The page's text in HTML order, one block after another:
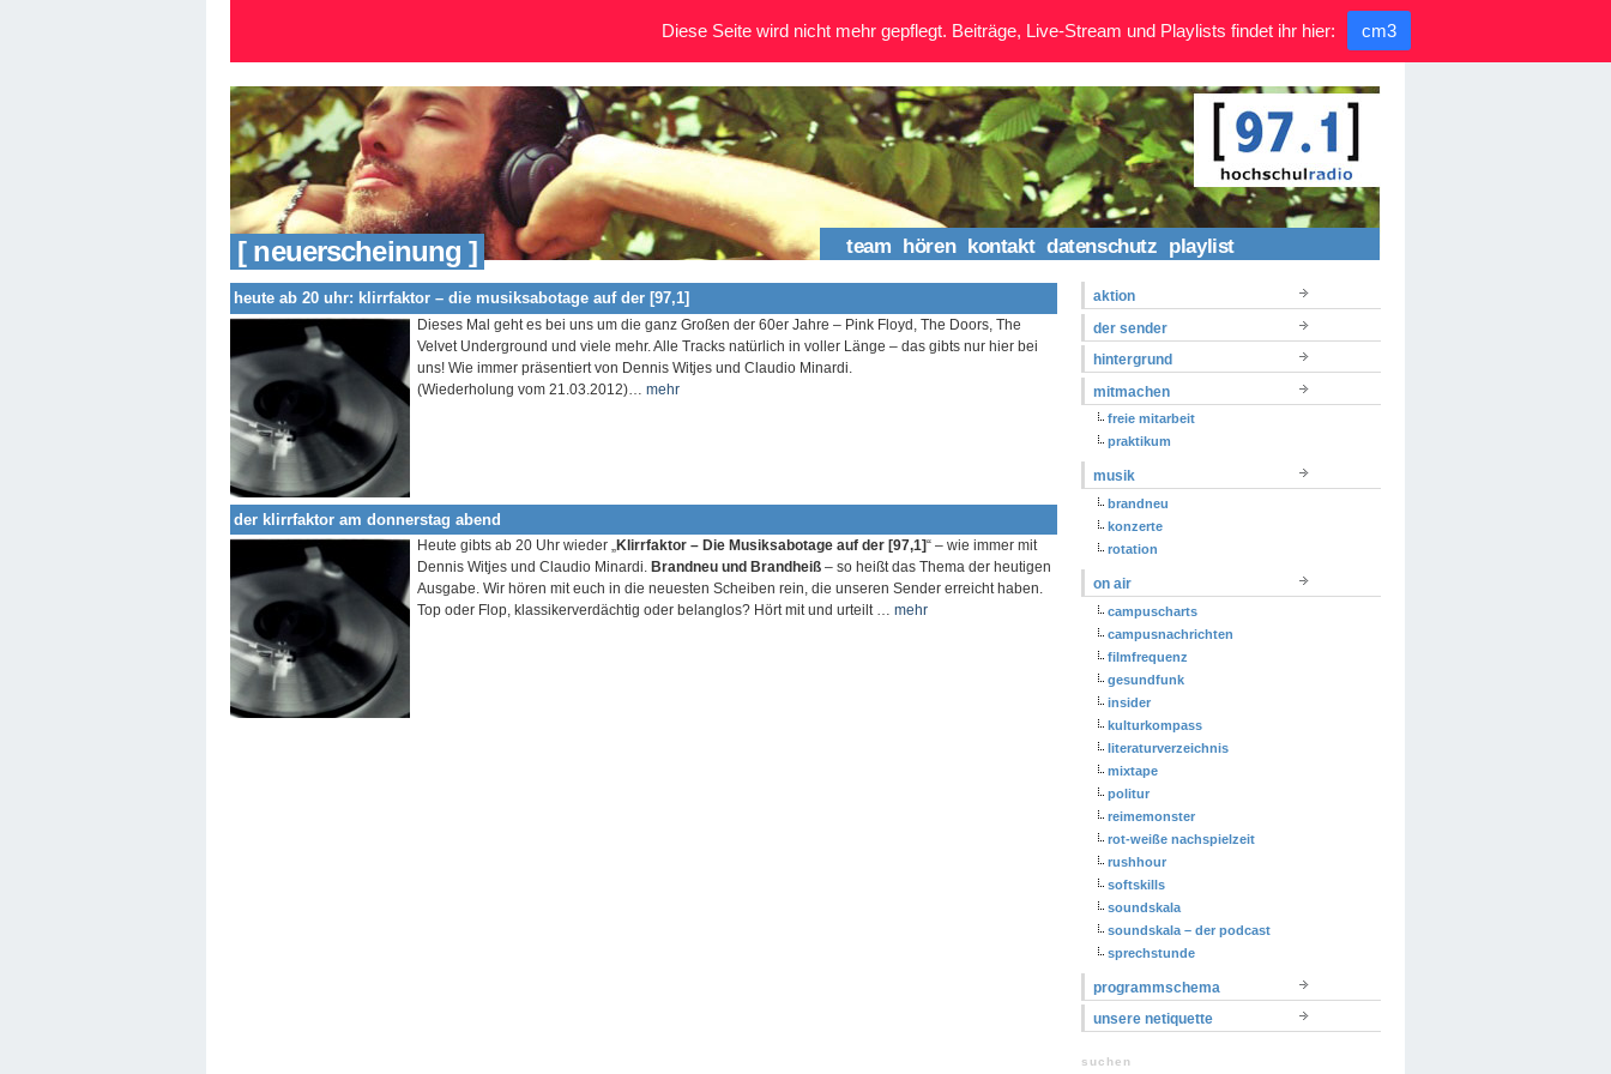
[ neuerscheinung ] team hören kontakt datenschutz playlist
heute ab 20 uhr: klirrfaktor – die musiksabotage auf der [97,1]
Dieses Mal geht es bei uns um die ganz Großen der 60er Jahre – Pink Floyd, The Doors, The
Velvet Underground und viele mehr. Alle Tracks natürlich in voller Länge – das gibts nur hier bei
uns! Wie immer präsentiert von Dennis Witjes und Claudio Minardi.
(Wiederholung vom 21.03.2012)… mehr
der klirrfaktor am donnerstag abend
Heute gibts ab 20 Uhr wieder „Klirrfaktor – Die Musiksabotage auf der [97,1]“ – wie immer mit
Dennis Witjes und Claudio Minardi. Brandneu und Brandheiß – so heißt das Thema der heutigen
Ausgabe. Wir hören mit euch in die neuesten Scheiben rein, die unseren Sender erreicht haben.
Top oder Flop, klassikerverdächtig oder belanglos? Hört mit und urteilt … mehr
aktion
der sender
hintergrund
mitmachen
freie mitarbeit
praktikum
musik
brandneu
konzerte
rotation
on air
campuscharts
campusnachrichten
filmfrequenz
gesundfunk
insider
kulturkompass
literaturverzeichnis
mixtape
politur
reimemonster
rot-weiße nachspielzeit
rushhour
softskills
soundskala
soundskala – der podcast
sprechstunde
programmschema
unsere netiquette
suchen
Diese Seite wird nicht mehr gepflegt. Beiträge, Live-Stream und Playlists findet ihr hier: cm3